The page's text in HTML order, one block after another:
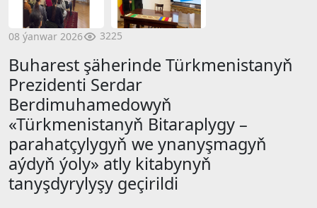
08 ýanwar 2026 3225
Buharest şäherinde Türkmenistanyň
Prezidenti Serdar
Berdimuhamedowyň
«Türkmenistanyň Bitaraplygy –
parahatçylygyň we ynanyşmagyň
aýdyň ýoly» atly kitabynyň
tanyşdyrylyşy geçirildi